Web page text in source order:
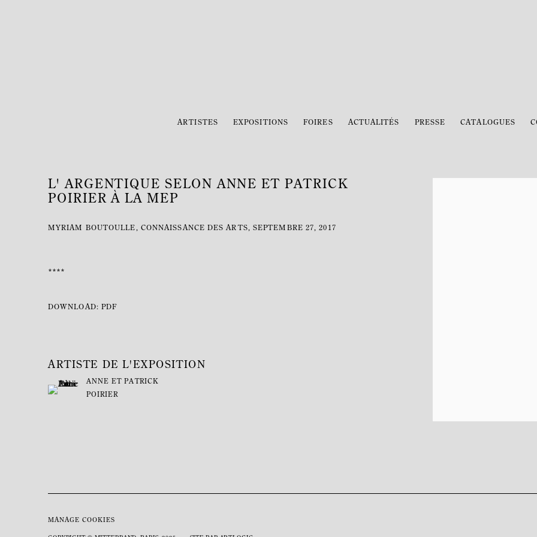
ARTISTES EXPOSITIONS FOIRES ACTUALITÉS PRESSE CATALOGUES
L' ARGENTIQUE SELON ANNE ET PATRICK
POIRIER À LA MEP
MYRIAM BOUTOULLE, CONNAISSANCE DES ARTS, SEPTEMBRE 27, 2017
****
DOWNLOAD: PDF
ARTISTE DE L'EXPOSITION
ANNE ET PATRICK
POIRIER
MANAGE COOKIES